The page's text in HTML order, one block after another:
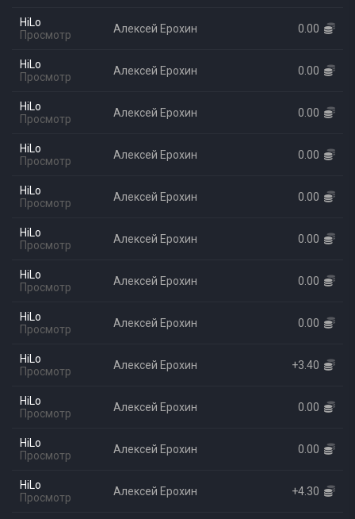
HiLo
Просмотр
Алексей Ерохин 0.00
HiLo
Просмотр
Алексей Ерохин 0.00
HiLo
Просмотр
Алексей Ерохин 0.00
HiLo
Просмотр
Алексей Ерохин 0.00
HiLo
Просмотр
Алексей Ерохин 0.00
HiLo
Просмотр
Алексей Ерохин 0.00
HiLo
Просмотр
Алексей Ерохин 0.00
HiLo
Просмотр
Алексей Ерохин 0.00
HiLo
Просмотр
Алексей Ерохин +3.40
HiLo
Просмотр
Алексей Ерохин 0.00
HiLo
Просмотр
Алексей Ерохин 0.00
HiLo
Просмотр
Алексей Ерохин +4.30